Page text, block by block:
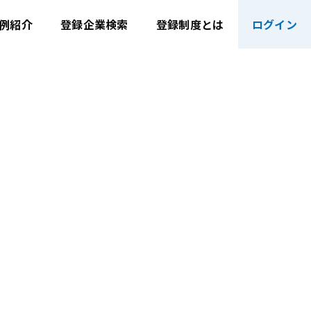
紹介 登録企業検索 登録制度とは ログイン